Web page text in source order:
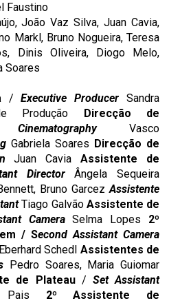
Faustino
João Vaz Silva, Juan Cavia,
Markl, Bruno Nogueira, Teresa
Dinis Oliveira, Diogo Melo,
Soares
/Executive Producer Sandra
Produção
Direcção de
CinematographyVasco
Gabriela Soares Direcção de
Juan CaviaAssistente de
DirectorÂngela Sequeira
Bruno GarcezAssistente
Tiago Galvão Assistente de
CameraSelma Lopes 2º
/ Second Assistant Camera
Eberhard Schedl Assistentes de
Pedro Soares, Maria Guiomar
de Plateau/ Set Assistant
Pais 2º Assistente de